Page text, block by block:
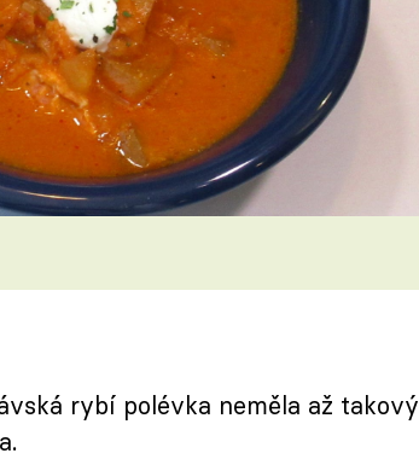
rybí polévka neměla až takový